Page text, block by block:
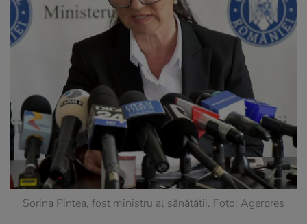
Sorina Pintea, fost ministru al sănătății. Foto: Agerpres